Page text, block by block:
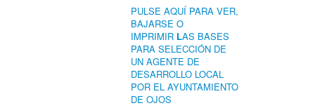
PULSE AQUÍ PARA VER,
BAJARSE O
IMPRIMIR LAS BASES
PARA SELECCIÓN DE
UN AGENTE DE
DESARROLLO LOCAL
POR EL AYUNTAMIENTO
DE OJOS